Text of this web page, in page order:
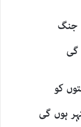
جنگ
گی
کو
ہوں گی